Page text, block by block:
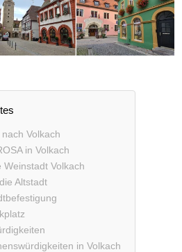
Volkach
in Volkach
Volkach
Altstadt
in Volkach